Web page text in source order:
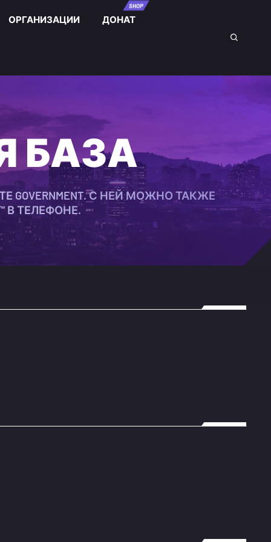
ОРГАНИЗАЦИИ ДОНАТ
SHOP
БАЗА
С НЕЙ МОЖНО ТАКЖЕ
В ТЕЛЕФОНЕ.